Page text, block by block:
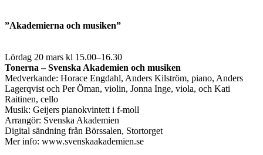
”Akademierna och musiken”
Lördag 20 mars kl 15.00–16.30
Tonerna – Svenska Akademien och musiken
Medverkande: Horace Engdahl, Anders Kilström, piano, Anders
Lagerqvist och Per Öman, violin, Jonna Inge, viola, och Kati
Raitinen, cello
Musik: Geijers pianokvintett i f-moll
Arrangör: Svenska Akademien
Digital sändning från Börssalen, Stortorget
Mer info: www.svenskaakademien.se